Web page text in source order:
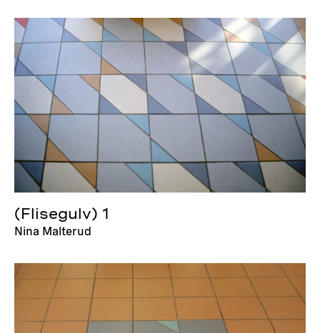
(Flisegulv) 1
Nina Malterud